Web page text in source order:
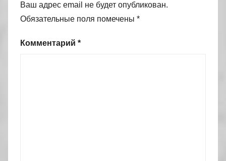
Ваш адрес email не будет опубликован.
Обязательные поля помечены *
Комментарий *